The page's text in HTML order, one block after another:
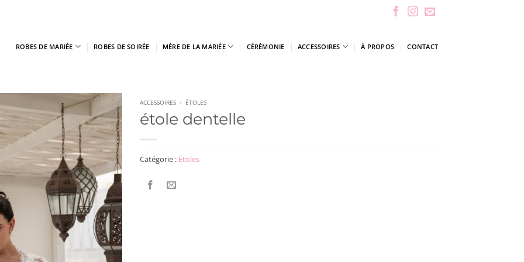
ROBES DE MARIÉE ROBES DE SOIRÉE MÈRE DE LA MARIÉE CÉRÉMONIE ACCESSOIRES À PROPOS CONTACT
ACCESSOIRES / ÉTOLES
étole dentelle
Catégorie : Étoles